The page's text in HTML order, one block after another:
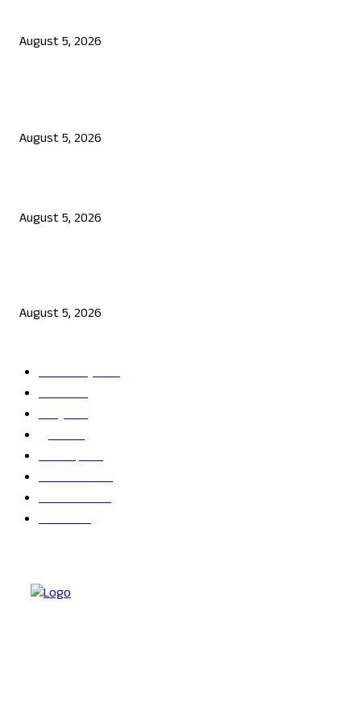
August 5, 2026
August 5, 2026
August 5, 2026
August 5, 2026
ತಾಜಾ ಸುದ್ದಿ 2865
ದೇಶ2243
ರಾಜ್ಯ 2216
ಕ್ರೀಡೆ1138
ಅಪರಾಧ789
ರಾಜಕೀಯ686
ಬೆಂಗಳೂರು681
ವಿದೇಶ625